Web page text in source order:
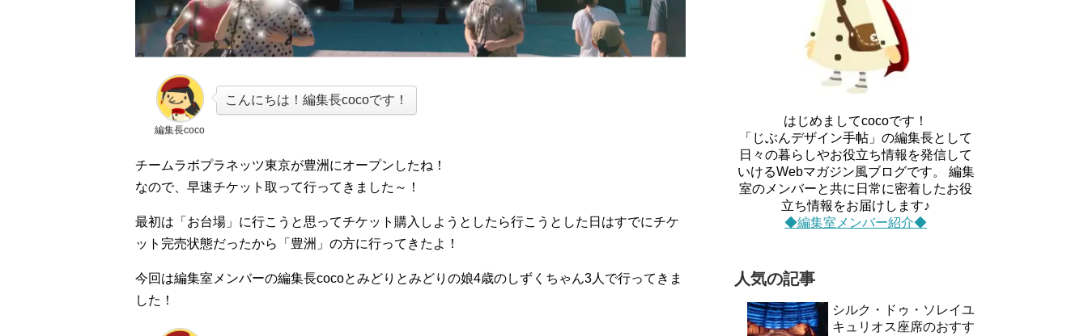
編集長coco
こんにちは！編集長cocoです！
チームラボプラネッツ東京が豊洲にオープンしたね！
なので、早速チケット取って行ってきました～！
最初は「お台場」に行こうと思ってチケット購入しようとしたら行こうとした日はすでにチケ
ット完売状態だったから「豊洲」の方に行ってきたよ！
今回は編集室メンバーの編集長cocoとみどりとみどりの娘4歳のしずくちゃん3人で行ってきま
した！
はじめましてcocoです！
「じぶんデザイン手帖」の編集長として
日々の暮らしやお役立ち情報を発信して
いけるWebマガジン風ブログです。 編集
室のメンバーと共に日常に密着したお役
立ち情報をお届けします♪
◆編集室メンバー紹介◆
人気の記事
シルク・ドゥ・ソレイユ
キュリオス座席のおすす